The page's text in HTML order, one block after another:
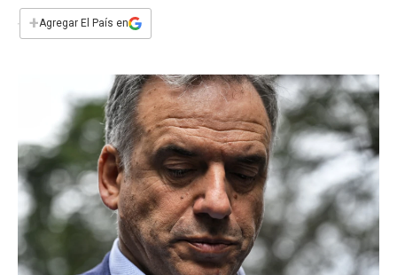
e
b
s
t
n
i
l
+Agregar El País en